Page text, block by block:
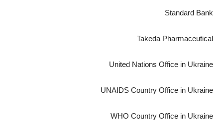
Standard Bank
Takeda Pharmaceutical
United Nations Office in Ukraine
UNAIDS Country Office in Ukraine
WHO Country Office in Ukraine